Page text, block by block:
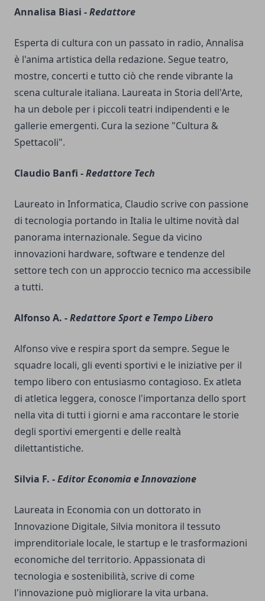
Annalisa Biasi -Redattore
Esperta di cultura con un passato in radio, Annalisa
è l'anima artistica della redazione. Segue teatro,
mostre, concerti e tutto ciò che rende vibrante la
scena culturale italiana. Laureata in Storia dell'Arte,
ha un debole per i piccoli teatri indipendenti e le
gallerie emergenti. Cura la sezione "Cultura &
Spettacoli".
Claudio Banfi -Redattore Tech
Laureato in Informatica, Claudio scrive con passione
di tecnologia portando in Italia le ultime novità dal
panorama internazionale. Segue da vicino
innovazioni hardware, software e tendenze del
settore tech con un approccio tecnico ma accessibile
a tutti.
Alfonso A. -Redattore Sport e Tempo Libero
Alfonso vive e respira sport da sempre. Segue le
squadre locali, gli eventi sportivi e le iniziative per il
tempo libero con entusiasmo contagioso. Ex atleta
di atletica leggera, conosce l'importanza dello sport
nella vita di tutti i giorni e ama raccontare le storie
degli sportivi emergenti e delle realtà
dilettantistiche.
Silvia F. -Editor Economia e Innovazione
Laureata in Economia con un dottorato in
Innovazione Digitale, Silvia monitora il tessuto
imprenditoriale locale, le startup e le trasformazioni
economiche del territorio. Appassionata di
tecnologia e sostenibilità, scrive di come
l'innovazione può migliorare la vita urbana.